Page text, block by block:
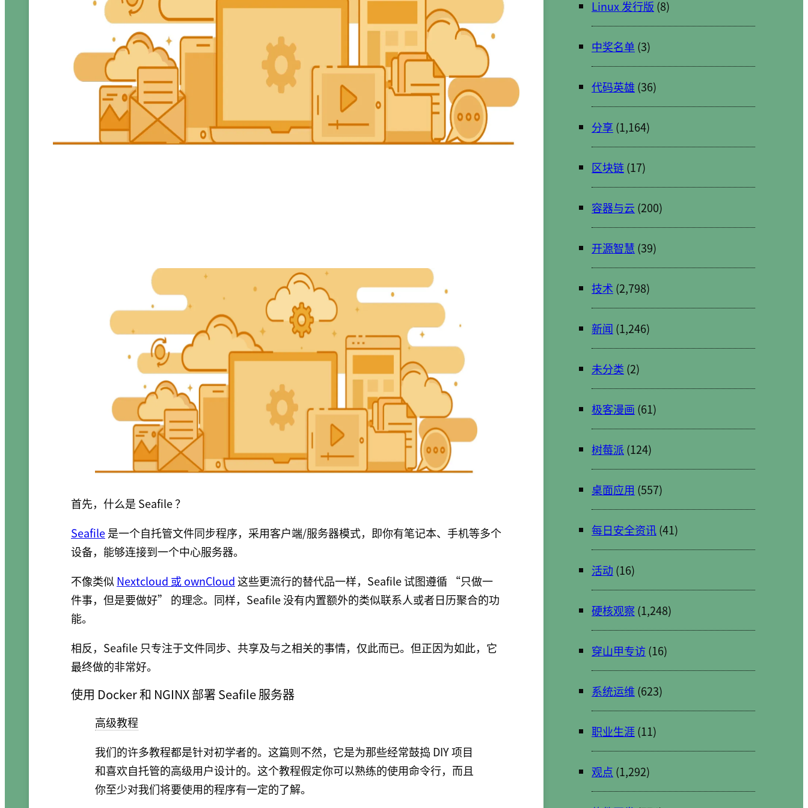
首先，什么是 Seafile ？
Seafile是一个自托管文件同步程序，采用客户端/服务器模式，即你有笔记本、手机等多个
设备，能够连接到一个中心服务器。
不像类似 Nextcloud 或 ownCloud这些更流行的替代品一样，Seafile 试图遵循 “只做一
件事，但是要做好” 的理念。同样，Seafile 没有内置额外的类似联系人或者日历聚合的功
能。
相反，Seafile 只专注于文件同步、共享及与之相关的事情，仅此而已。但正因为如此，它
最终做的非常好。
使用 Docker 和 NGINX 部署 Seafile 服务器
高级教程
我们的许多教程都是针对初学者的。这篇则不然，它是为那些经常鼓捣 DIY 项目
和喜欢自托管的高级用户设计的。这个教程假定你可以熟练的使用命令行，而且
你至少对我们将要使用的程序有一定的了解。
Linux 发行版 (8)
中奖名单 (3)
代码英雄 (36)
分享 (1,164)
区块链(17)
容器与云 (200)
开源智慧 (39)
技术 (2,798)
新闻 (1,246)
未分类 (2)
极客漫画 (61)
树莓派 (124)
桌面应用 (557)
每日安全资讯(41)
活动 (16)
硬核观察 (1,248)
穿山甲专访(16)
系统运维(623)
职业生涯(11)
观点 (1,292)